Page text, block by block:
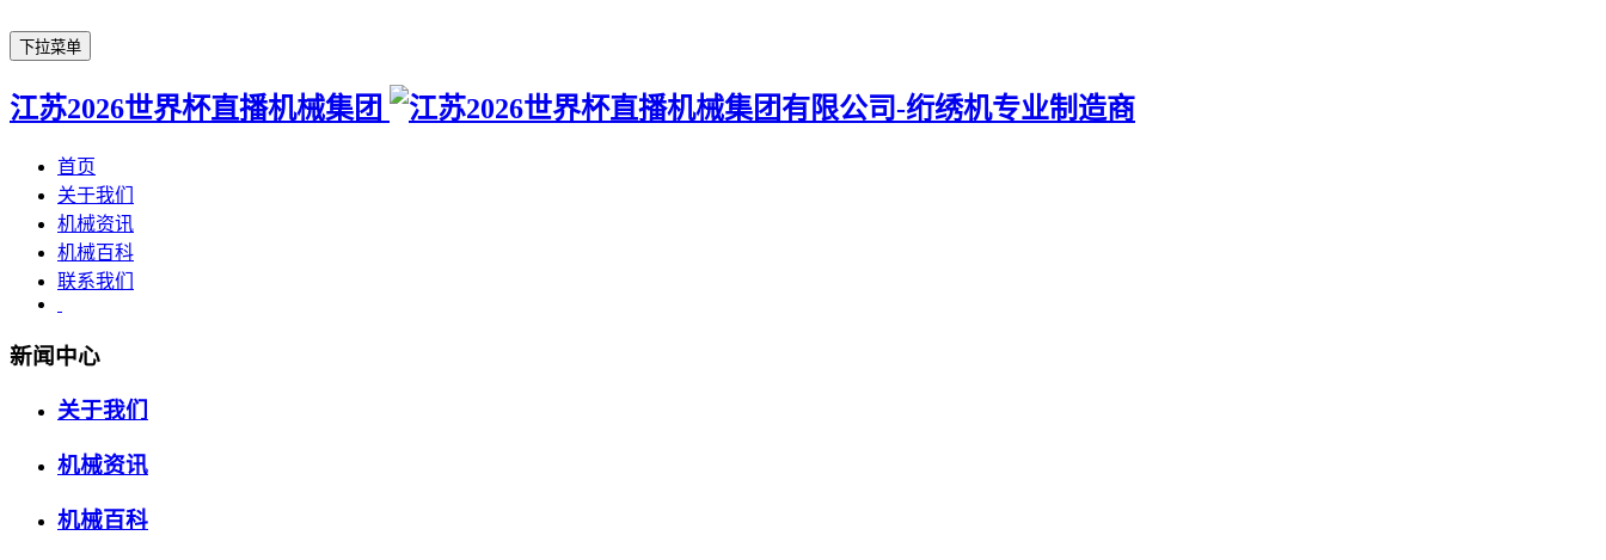
下拉菜单
江苏2026世界杯直播机械集团
首页
关于我们
机械资讯
机械百科
联系我们
新闻中心
关于我们
机械资讯
机械百科